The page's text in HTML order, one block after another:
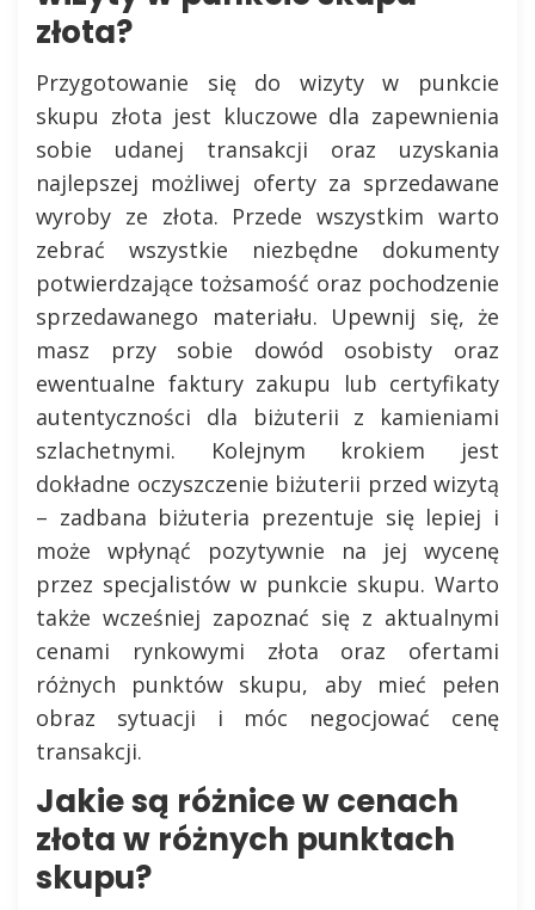
złota?
Przygotowanie się do wizyty w punkcie
skupu złota jest kluczowe dla zapewnienia
sobie udanej transakcji oraz uzyskania
najlepszej możliwej oferty za sprzedawane
wyroby ze złota. Przede wszystkim warto
zebrać wszystkie niezbędne dokumenty
potwierdzające tożsamość oraz pochodzenie
sprzedawanego materiału. Upewnij się, że
masz przy sobie dowód osobisty oraz
ewentualne faktury zakupu lub certyfikaty
autentyczności dla biżuterii z kamieniami
szlachetnymi. Kolejnym krokiem jest
dokładne oczyszczenie biżuterii przed wizytą
– zadbana biżuteria prezentuje się lepiej i
może wpłynąć pozytywnie na jej wycenę
przez specjalistów w punkcie skupu. Warto
także wcześniej zapoznać się z aktualnymi
cenami rynkowymi złota oraz ofertami
różnych punktów skupu, aby mieć pełen
obraz sytuacji i móc negocjować cenę
transakcji.
Jakie są różnice w cenach
złota w różnych punktach
skupu?